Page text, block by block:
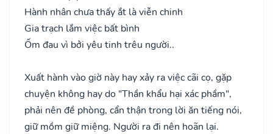
Hành nhân chưa thấy ắt là viễn chinh
Gia trạch lắm việc bất bình
Ốm đau vì bởi yêu tinh trêu người..
Xuất hành vào giờ này hay xảy ra việc cãi cọ, gặp
chuyện không hay do "Thần khẩu hại xác phầm",
phải nên đề phòng, cẩn thận trong lời ăn tiếng nói,
giữ mồm giữ miệng. Người ra đi nên hoãn lại.